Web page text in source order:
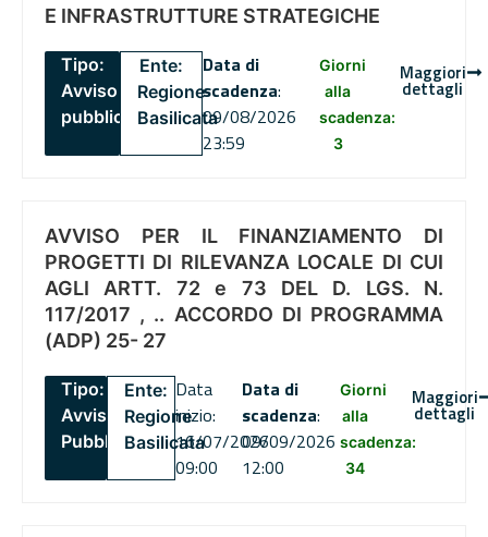
E INFRASTRUTTURE STRATEGICHE
Tipo:
Avviso
pubblico
Ente:
Regione
Basilicata
Data di
scadenza:
09/08/2026
23:59
Giorni
alla
scadenza:
3
Maggiori
dettagli
AVVISO PER IL FINANZIAMENTO DI
PROGETTI DI RILEVANZA LOCALE DI CUI
AGLI ARTT. 72 e 73 DEL D. LGS. N.
117/2017 , .. ACCORDO DI PROGRAMMA
(ADP) 25- 27
Tipo:
Avviso
Pubblico
Ente:
Regione
Basilicata
Data
inizio:
16/07/2026
09:00
Data di
scadenza:
09/09/2026
12:00
Giorni
alla
scadenza:
34
Maggiori
dettagli